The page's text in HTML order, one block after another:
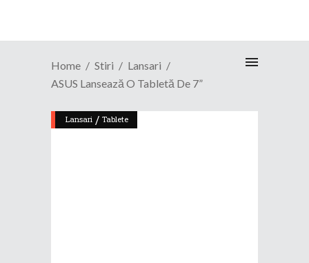
Home Stiri
Lansari
ASUS Lansează O Tabletă De 7”
Lansari / Tablete